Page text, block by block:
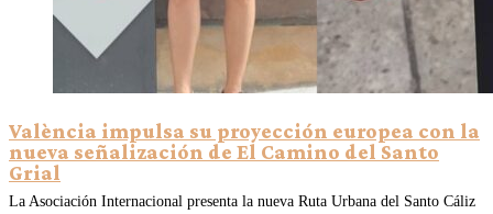
València impulsa su proyección europea con la
nueva señalización de El Camino del Santo
Grial
La Asociación Internacional presenta la nueva Ruta Urbana del Santo Cáliz